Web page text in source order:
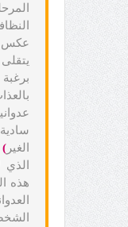
عكس
الغير )
هذه